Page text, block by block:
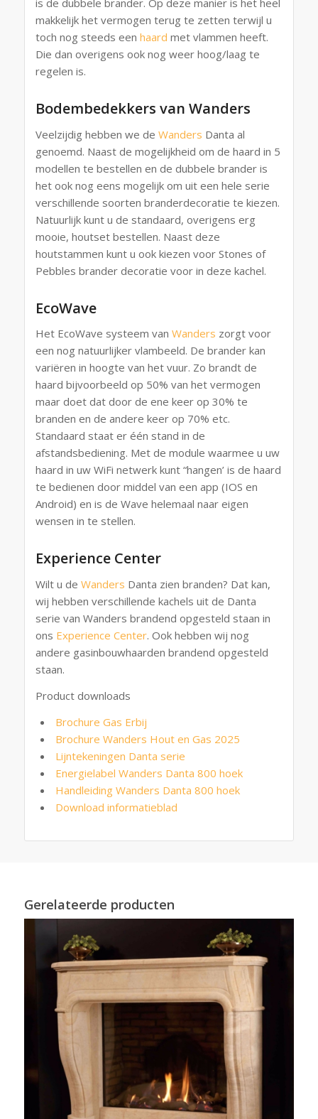
makkelijk het vermogen terug te zetten terwijl u
toch nog steeds een haard met vlammen heeft.
Die dan overigens ook nog weer hoog/laag te
regelen is.
Bodembedekkers van Wanders
Veelzijdig hebben we de Wanders Danta al
genoemd. Naast de mogelijkheid om de haard in 5
modellen te bestellen en de dubbele brander is
het ook nog eens mogelijk om uit een hele serie
verschillende soorten branderdecoratie te kiezen.
Natuurlijk kunt u de standaard, overigens erg
mooie, houtset bestellen. Naast deze
houtstammen kunt u ook kiezen voor Stones of
Pebbles brander decoratie voor in deze kachel.
EcoWave
Het EcoWave systeem van Wanders zorgt voor
een nog natuurlijker vlambeeld. De brander kan
variëren in hoogte van het vuur. Zo brandt de
haard bijvoorbeeld op 50% van het vermogen
maar doet dat door de ene keer op 30% te
branden en de andere keer op 70% etc.
Standaard staat er één stand in de
afstandsbediening. Met de module waarmee u uw
haard in uw WiFi netwerk kunt “hangen’ is de haard
te bedienen door middel van een app (IOS en
Android) en is de Wave helemaal naar eigen
wensen in te stellen.
Experience Center
Wilt u de Wanders Danta zien branden? Dat kan,
wij hebben verschillende kachels uit de Danta
serie van Wanders brandend opgesteld staan in
ons Experience Center. Ook hebben wij nog
andere gasinbouwhaarden brandend opgesteld
staan.
Product downloads
Brochure Gas Erbij
Brochure Wanders Hout en Gas 2025
Lijntekeningen Danta serie
Energielabel Wanders Danta 800 hoek
Handleiding Wanders Danta 800 hoek
Download informatieblad
Gerelateerde producten